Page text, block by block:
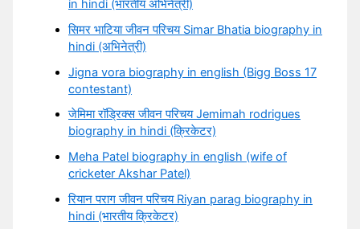
in hindi (भारतीय अभिनेत्री)
सिमर भाटिया जीवन परिचय Simar Bhatia biography in
hindi (अभिनेत्री)
Jigna vora biography in english (Bigg Boss 17
contestant)
जेमिमा रॉड्रिक्स जीवन परिचय Jemimah rodrigues
biography in hindi (क्रिकेटर)
Meha Patel biography in english (wife of
cricketer Akshar Patel)
रियान पराग जीवन परिचय Riyan parag biography in
hindi (भारतीय क्रिकेटर)